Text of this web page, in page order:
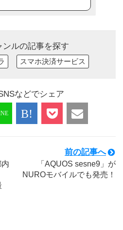
ンルの記事を探す
スマホ決済サービス
などでシェア
前の記事へ
「AQUOS sesne9」が
NUROモバイルでも発売！